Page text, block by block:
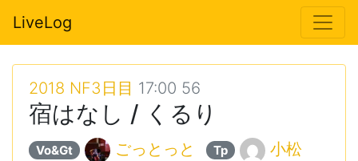
LiveLog
2018 NF3日目 17:00 56
宿はなし / くるり
Vo&Gt ごっとっと Tp 小松